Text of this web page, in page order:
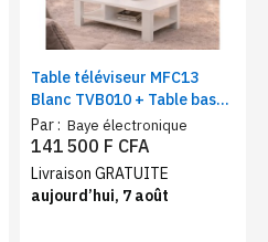
Table téléviseur MFC13
Blanc TVB010 + Table basse
MFC1013 TBBM003
Par : Baye électronique
141 500 F CFA
Livraison GRATUITE
aujourd’hui, 7 août